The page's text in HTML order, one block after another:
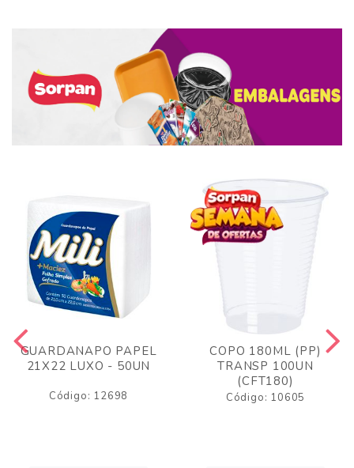
GUARDANAPO PAPEL
21X22 LUXO - 50UN
Código: 12698
COPO 180ML (PP)
TRANSP 100UN
(CFT180)
Código: 10605